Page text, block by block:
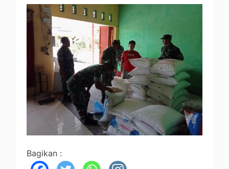
Bagikan :